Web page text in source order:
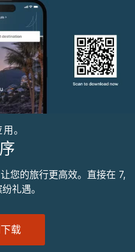
。
您的旅行更高效。直接在 7,
礼遇。
载